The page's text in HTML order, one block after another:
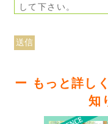
して下さい。
ー もっと詳し
知